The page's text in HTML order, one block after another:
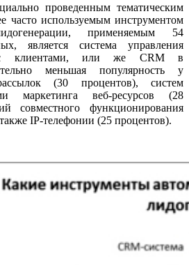
проведенным тематическим
часто используемым инструментом
применяемым 54
является система управления
с клиентами, или же CRM в
меньшая популярность у
(30 процентов), систем
маркетинга веб-ресурсов (28
совместного функционирования
IP-телефонии (25 процентов).